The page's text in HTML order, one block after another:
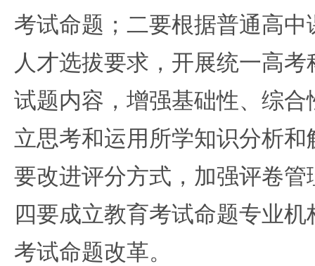
考试命题；二要根据普通高
人才选拔要求，开展统一高
试题内容，增强基础性、综
立思考和运用所学知识分析
要改进评分方式，加强评卷
四要成立教育考试命题专业
考试命题改革。